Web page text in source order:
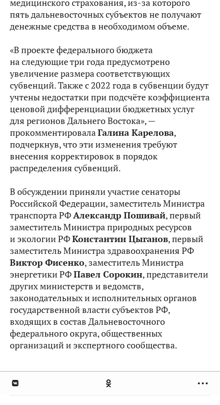
медицинского страхования, из‑за которого
пять дальневосточных субъектов не получают
денежные средства в необходимом объеме.
«В проекте федерального бюджета
на следующие три года предусмотрено
увеличение размера соответствующих
субвенций. Также с 2022 года в субвенции будут
учтены недостатки при подсчёте коэффициента
ценовой дифференциации бюджетных услуг
для регионов Дальнего Востока», —
прокомментировалаГалина Карелова,
подчеркнув, что эти изменения требуют
внесения корректировок в порядок
распределения субвенций.
В обсуждении приняли участие сенаторы
Российской Федерации, заместитель Министра
транспорта РФАлександр Пошивай, первый
заместитель Министра природных ресурсов
и экологии РФКонстантин Цыганов, первый
заместитель Министра здравоохранения РФ
Виктор Фисенко, заместитель Министра
энергетики РФПавел Сорокин, представители
других министерств и ведомств,
законодательных и исполнительных органов
государственной власти субъектов РФ,
входящих в состав Дальневосточного
федерального округа, общественных
организаций и экспертного сообщества.